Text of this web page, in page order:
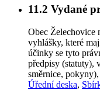
11.2 Vydané
Obec Želechovice
vyhlášky, které
účinky se tyto
předpisy (statuty),
směrnice,
Úřední deska,